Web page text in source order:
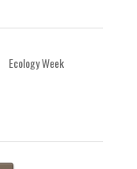
Ecology Week